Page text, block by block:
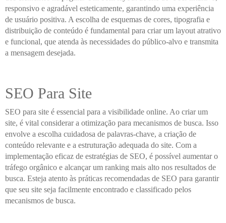
responsivo e agradável esteticamente, garantindo uma experiência
de usuário positiva. A escolha de esquemas de cores, tipografia e
distribuição de conteúdo é fundamental para criar um layout atrativo
e funcional, que atenda às necessidades do público-alvo e transmita
a mensagem desejada.
SEO Para Site
SEO para site é essencial para a visibilidade online. Ao criar um
site, é vital considerar a otimização para mecanismos de busca. Isso
envolve a escolha cuidadosa de palavras-chave, a criação de
conteúdo relevante e a estruturação adequada do site. Com a
implementação eficaz de estratégias de SEO, é possível aumentar o
tráfego orgânico e alcançar um ranking mais alto nos resultados de
busca. Esteja atento às práticas recomendadas de SEO para garantir
que seu site seja facilmente encontrado e classificado pelos
mecanismos de busca.